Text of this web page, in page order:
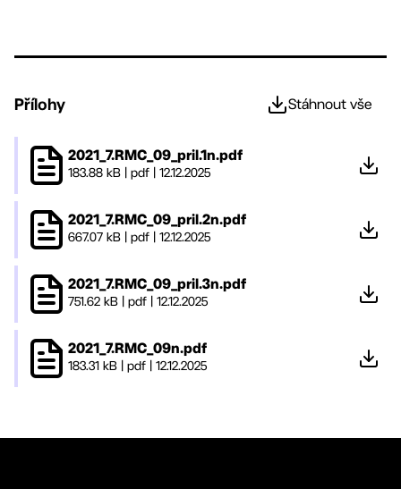
Přílohy Stáhnout vše
2021_7.RMC_09_pril.1n.pdf
183.88 kB pdf 12.12.2025
2021_7.RMC_09_pril.2n.pdf
667.07 kB pdf 12.12.2025
2021_7.RMC_09_pril.3n.pdf
751.62 kB pdf 12.12.2025
2021_7.RMC_09n.pdf
183.31 kB pdf 12.12.2025